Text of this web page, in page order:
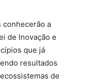
a
de Inovação e
que já
resultados
de